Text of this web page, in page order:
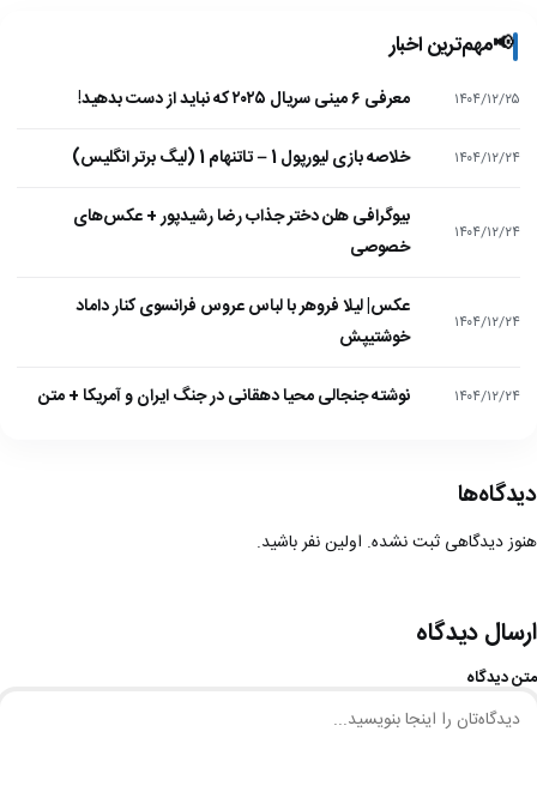
📢مهم‌ترین اخبار
۱۴۰۴/۱۲/۲۵ معرفی ۶ مینی سریال ۲۰۲۵ که نباید از دست بدهید!
۱۴۰۴/۱۲/۲۴ خلاصه بازی لیورپول 1 – تاتنهام 1 (لیگ برتر انگلیس)
۱۴۰۴/۱۲/۲۴
بیوگرافی هلن دختر جذاب رضا رشیدپور + عکس‌های
خصوصی
۱۴۰۴/۱۲/۲۴
عکس| لیلا فروهر با لباس عروس فرانسوی کنار داماد
خوشتیپش
۱۴۰۴/۱۲/۲۴ نوشته جنجالی محیا دهقانی در جنگ ایران و آمریکا + متن
دیدگاه‌ها
هنوز دیدگاهی ثبت نشده. اولین نفر باشید.
ارسال دیدگاه
متن دیدگاه